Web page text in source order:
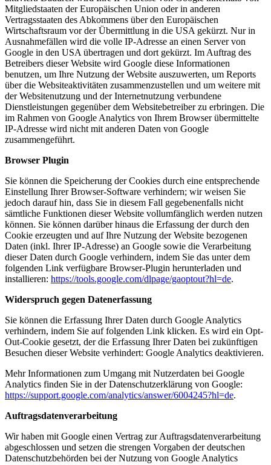
Mitgliedstaaten der Europäischen Union oder in anderen
Vertragsstaaten des Abkommens über den Europäischen
Wirtschaftsraum vor der Übermittlung in die USA gekürzt. Nur in
Ausnahmefällen wird die volle IP-Adresse an einen Server von
Google in den USA übertragen und dort gekürzt. Im Auftrag des
Betreibers dieser Website wird Google diese Informationen
benutzen, um Ihre Nutzung der Website auszuwerten, um Reports
über die Websiteaktivitäten zusammenzustellen und um weitere mit
der Websitenutzung und der Internetnutzung verbundene
Dienstleistungen gegenüber dem Websitebetreiber zu erbringen. Die
im Rahmen von Google Analytics von Ihrem Browser übermittelte
IP-Adresse wird nicht mit anderen Daten von Google
zusammengeführt.
Browser Plugin
Sie können die Speicherung der Cookies durch eine entsprechende
Einstellung Ihrer Browser-Software verhindern; wir weisen Sie
jedoch darauf hin, dass Sie in diesem Fall gegebenenfalls nicht
sämtliche Funktionen dieser Website vollumfänglich werden nutzen
können. Sie können darüber hinaus die Erfassung der durch den
Cookie erzeugten und auf Ihre Nutzung der Website bezogenen
Daten (inkl. Ihrer IP-Adresse) an Google sowie die Verarbeitung
dieser Daten durch Google verhindern, indem Sie das unter dem
folgenden Link verfügbare Browser-Plugin herunterladen und
installieren: https://tools.google.com/dlpage/gaoptout?hl=de.
Widerspruch gegen Datenerfassung
Sie können die Erfassung Ihrer Daten durch Google Analytics
verhindern, indem Sie auf folgenden Link klicken. Es wird ein Opt-
Out-Cookie gesetzt, der die Erfassung Ihrer Daten bei zukünftigen
Besuchen dieser Website verhindert: Google Analytics deaktivieren.
Mehr Informationen zum Umgang mit Nutzerdaten bei Google
Analytics finden Sie in der Datenschutzerklärung von Google:
https://support.google.com/analytics/answer/6004245?hl=de.
Auftragsdatenverarbeitung
Wir haben mit Google einen Vertrag zur Auftragsdatenverarbeitung
abgeschlossen und setzen die strengen Vorgaben der deutschen
Datenschutzbehörden bei der Nutzung von Google Analytics